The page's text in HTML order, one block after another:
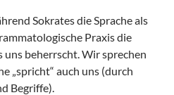
Sokrates die Sprache als
Praxis die
uns beherrscht. Wir sprechen
„spricht“ auch uns (durch
Begriffe).